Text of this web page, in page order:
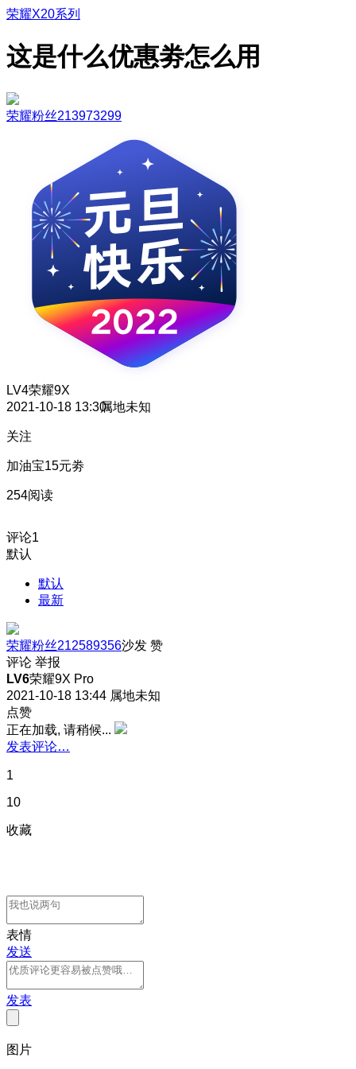
荣耀X20系列
这是什么优惠劵怎么用
荣耀粉丝213973299
LV4荣耀9X
2021-10-18 13:30属地未知
关注
加油宝15元劵
254阅读
评论1
默认
默认
最新
荣耀粉丝212589356沙发 赞
评论 举报
LV6荣耀9X Pro
2021-10-18 13:44 属地未知
点赞
正在加载, 请稍候...
发表评论…
1
10
收藏
表情
发送
发表
图片